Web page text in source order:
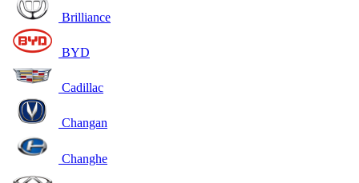
Brilliance
BYD
Cadillac
Changan
Changhe